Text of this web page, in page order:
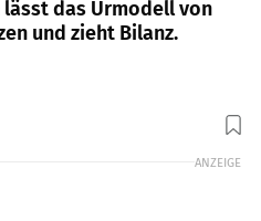
das Urmodell von
und zieht Bilanz.
ANZEIGE